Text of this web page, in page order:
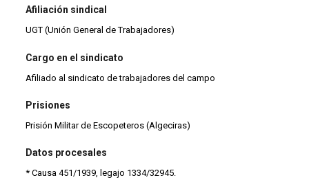
Afiliación sindical
UGT (Unión General de Trabajadores)
Cargo en el sindicato
Afiliado al sindicato de trabajadores del campo
Prisiones
Prisión Militar de Escopeteros (Algeciras)
Datos procesales
* Causa 451/1939, legajo 1334/32945.